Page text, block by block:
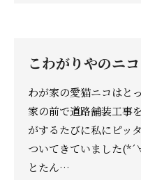
こわがりやのニコ
わが家の愛猫ニコはと
家の前で道路舗装工事
がするたびに私にピッ
ついてきていました
とたん…